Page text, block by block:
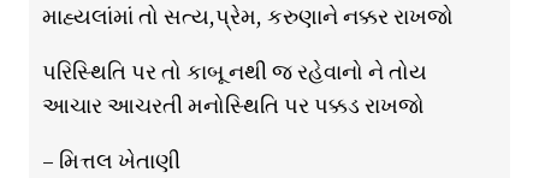
માહ્યલાંમાં તો સત્ય,પ્રેમ, કરુણાને નક્કર રાખજો
પરિસ્થિતિ પર તો કાબૂ નથી જ રહેવાનો ને તોય
આચાર આચરતી મનોસ્થિતિ પર પક્કડ રાખજો
– મિત્તલ ખેતાણી